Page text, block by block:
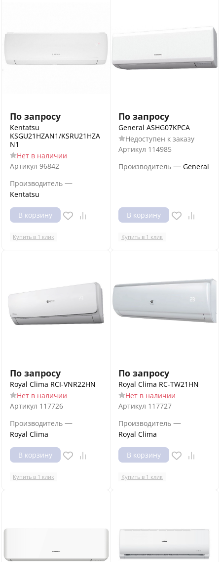
По запросу
Kentatsu
KSGU21HZAN1/KSRU21HZA
N1
Нет в наличии
Артикул 96842
Производитель —
Kentatsu
В корзину
Купить в 1 клик
По запросу
General ASHG07KPCA
Недоступен к заказу
Артикул 114985
Производитель — General
В корзину
Купить в 1 клик
По запросу
Royal Clima RCI-VNR22HN
Нет в наличии
Артикул 117726
Производитель —
Royal Clima
В корзину
Купить в 1 клик
По запросу
Royal Clima RC-TW21HN
Нет в наличии
Артикул 117727
Производитель —
Royal Clima
В корзину
Купить в 1 клик